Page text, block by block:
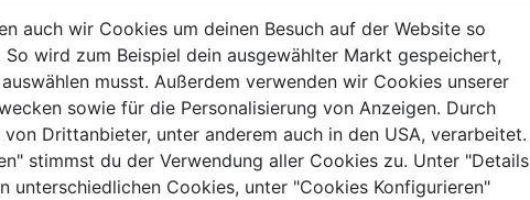
Premium-
Doppelschleifmaschin
e DSM 400 D
0.0 (0)
0.0
auch wir Cookies um deinen Besuch auf der Website so
wird zum Beispiel dein ausgewählter Markt gespeichert,
musst. Außerdem verwenden wir Cookies unserer
sowie für die Personalisierung von Anzeigen. Durch
Drittanbieter, unter anderem auch in den USA, verarbeitet.
stimmst du der Verwendung aller Cookies zu. Unter "Details
unterschiedlichen Cookies, unter "Cookies Konfigurieren"